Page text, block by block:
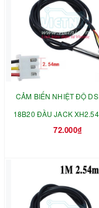
CẢM BIẾN NHIỆT ĐỘ
18B20 ĐẦU JACK
72.000₫